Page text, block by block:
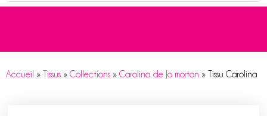
Accueil » Tissus » Collections » Carolina de Jo morton » Tissu Carolina